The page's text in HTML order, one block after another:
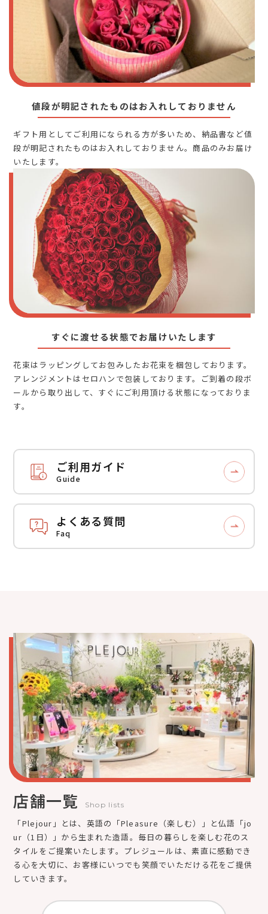
値段が明記されたものはお入れしておりません
ギフト用としてご利用になられる方が多いため、納品書など値
段が明記されたものはお入れしておりません。商品のみお届け
いたします。
すぐに渡せる状態でお届けいたします
花束はラッピングしてお包みしたお花束を梱包しております。
アレンジメントはセロハンで包装しております。ご到着の段ボ
ールから取り出して、すぐにご利用頂ける状態になっておりま
す。
ご利用ガイド
Guide
よくある質問
Faq
店舗一覧 Shop lists
「Plejour」とは、英語の「Pleasure（楽しむ）」と仏語「jo
ur（1日）」から生まれた造語。毎日の暮らしを楽しむ花のス
タイルをご提案いたします。プレジュールは、素直に感動でき
る心を大切に、お客様にいつでも笑顔でいただける花をご提供
していきます。